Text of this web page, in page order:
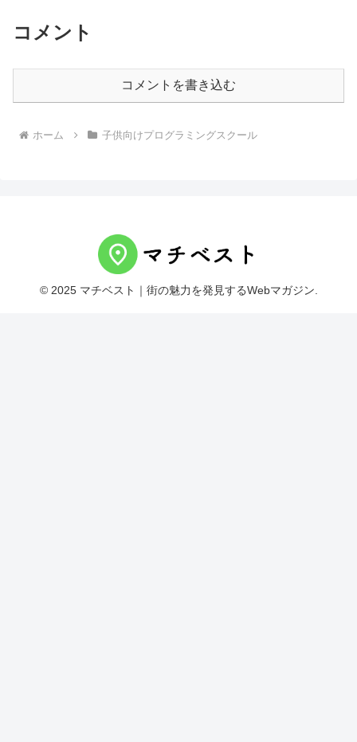
コメント
コメントを書き込む
ホーム 子供向けプログラミングスクール
© 2025 マチベスト｜街の魅力を発見するWebマガジン.